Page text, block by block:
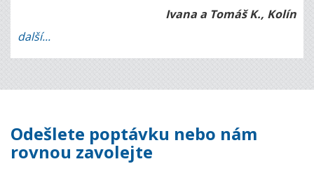
Ivana a Tomáš K., Kolín
další...
Odešlete poptávku nebo nám
rovnou zavolejte